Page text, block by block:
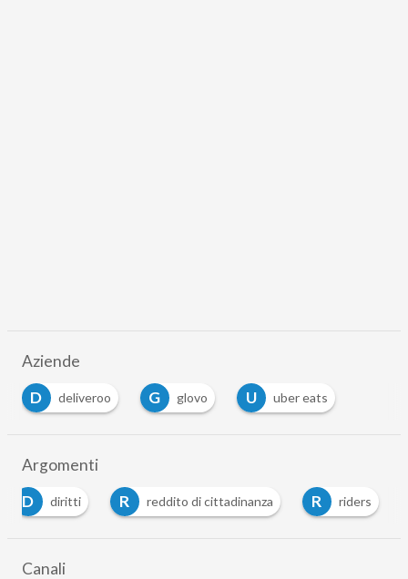
Aziende
D
deliveroo G glovo U uber eats
Argomenti
D
diritti R reddito di cittadinanza R riders
Canali